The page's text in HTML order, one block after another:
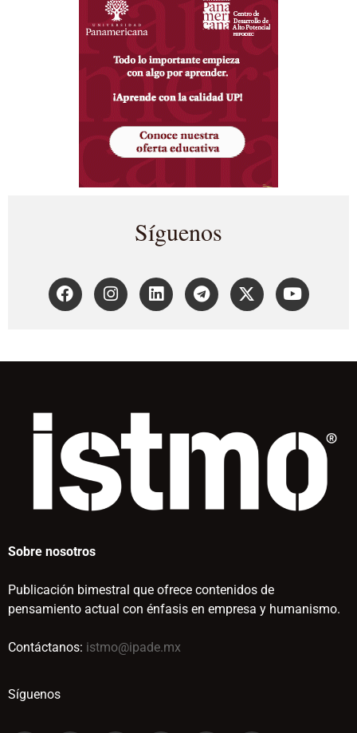
Síguenos
Sobre nosotros
Publicación bimestral que ofrece contenidos de
pensamiento actual con énfasis en empresa y humanismo.
Contáctanos: istmo@ipade.mx
Síguenos